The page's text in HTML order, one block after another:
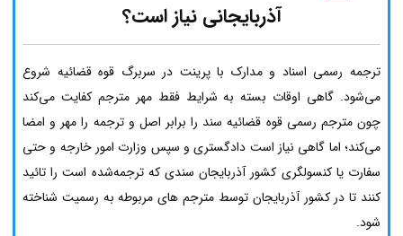
آذربایجانی نیاز است؟
ترجمه رسمی اسناد و مدارک با پرینت در سربرگ قوه قضائیه شروع
می‌شود. گاهی اوقات بسته به شرایط فقط مهر مترجم کفایت می‌کند
چون مترجم رسمی قوه قضائیه سند را برابر اصل و ترجمه را مهر و امضا
می‌کند؛ اما گاهی نیاز است دادگستری و سپس وزارت امور خارجه و حتی
سفارت یا کنسولگری کشور آذربایجان سندی که ترجمه‌شده است را تائید
کنند تا در کشور آذربایجان توسط مترجم های مربوطه به رسمیت شناخته
شود.